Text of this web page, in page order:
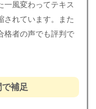
一風変わってテキス
されています。また
格者の声でも評判で
補足